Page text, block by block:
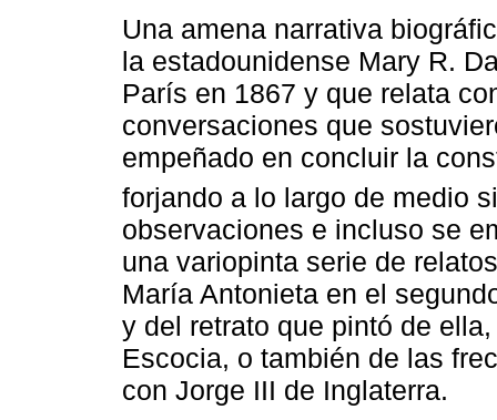
Una amena narrativa
la estadounidense Mary R.
París en 1867 y que relata
conversaciones que
empeñado en concluir la
forjando a lo largo de medio
observaciones e incluso se
una variopinta serie de
María Antonieta en el
y del retrato que pintó de
Escocia, o también de las
con Jorge III de Inglaterra.